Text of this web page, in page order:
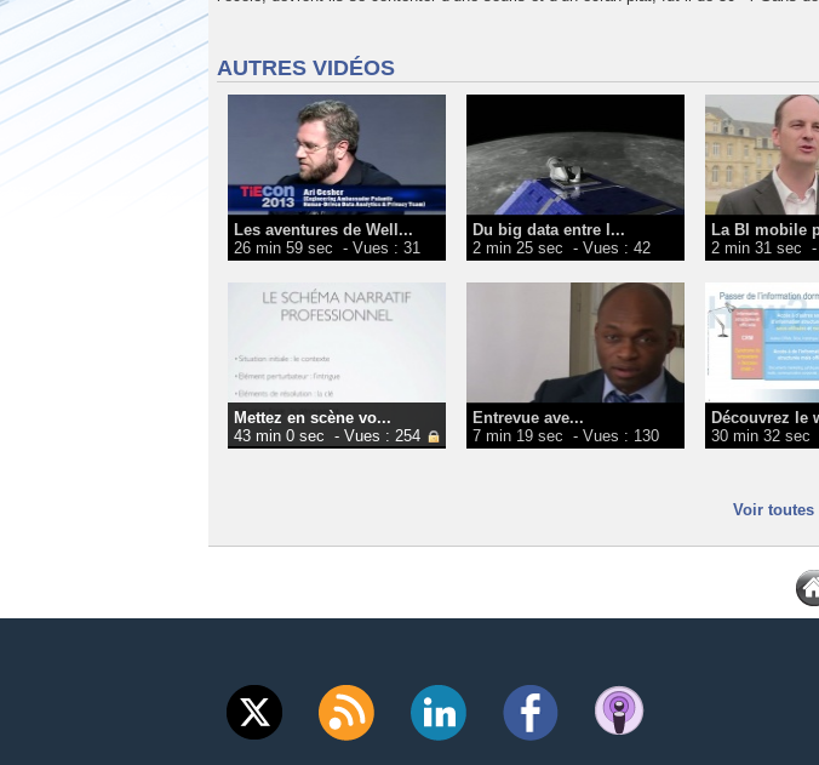
AUTRES VIDÉOS
Les aventures de Well...
26 min 59 sec - Vues : 31
Du big data entre l...
2 min 25 sec - Vues : 42
La BI mobile
2 min 31 sec
Mettez en scène vo...
43 min 0 sec - Vues : 254
Entrevue ave...
7 min 19 sec - Vues : 130
Découvrez le
30 min 32 sec
Voir